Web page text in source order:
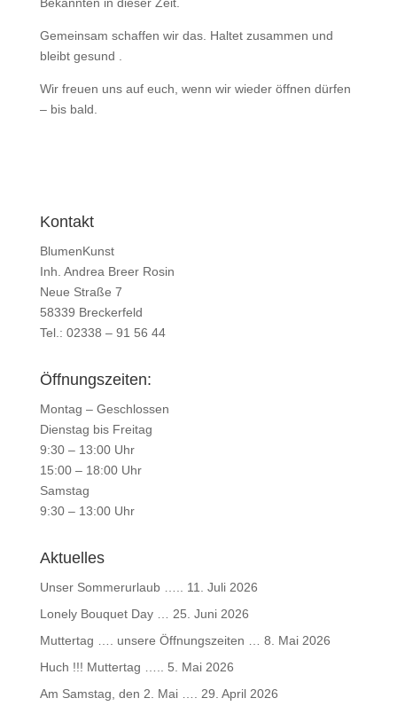
Gemeinsam schaffen wir das. Haltet zusammen und
bleibt gesund .
Wir freuen uns auf euch, wenn wir wieder öffnen dürfen
– bis bald.
Kontakt
BlumenKunst
Inh. Andrea Breer Rosin
Neue Straße 7
58339 Breckerfeld
Tel.: 02338 – 91 56 44
Öffnungszeiten:
Montag – Geschlossen
Dienstag bis Freitag
9:30 – 13:00 Uhr
15:00 – 18:00 Uhr
Samstag
9:30 – 13:00 Uhr
Aktuelles
Unser Sommerurlaub …..
11. Juli 2026
Lonely Bouquet Day …
25. Juni 2026
Muttertag …. unsere Öffnungszeiten …
8. Mai 2026
Huch !!! Muttertag …..
5. Mai 2026
Am Samstag, den 2. Mai ….
29. April 2026